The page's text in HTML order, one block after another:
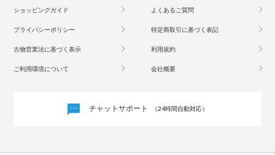
ショッピングガイド よくあるご質問
プライバシーポリシー 特定商取引に基づく表記
古物営業法に基づく表示 利用規約
ご利用環境について 会社概要
チャットサポート （24時間自動対応）